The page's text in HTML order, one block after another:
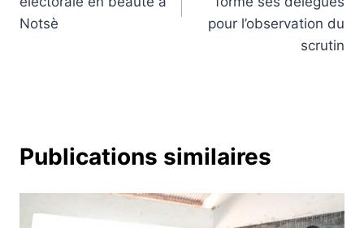
Notsè
pour l’observation du
scrutin
Publications similaires